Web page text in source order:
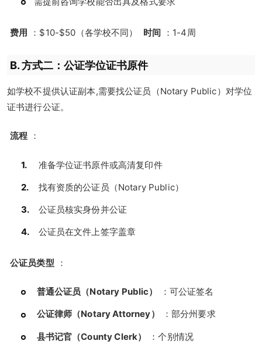
费用 ：$10-$50（各学校不同） 时间 ：1-4周
B. 方式二：公证学位证书原件
如学校不提供认证副本,需要找公证员（Notary Public）对学位
证书进行公证。
流程 ：
准备学位证书原件或高清复印件
找有资质的公证员（Notary Public）
公证员核实身份并公证
公证员在文件上签字盖章
公证员类型 ：
普通公证员（Notary Public） ：可公证签名
公证律师（Notary Attorney） ：部分州要求
县书记官（County Clerk） ：个别情况